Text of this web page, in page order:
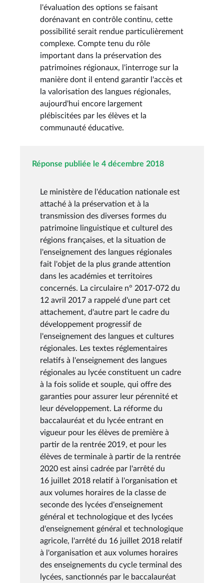
l'évaluation des options se faisant
dorénavant en contrôle continu, cette
possibilité serait rendue particulièrement
complexe. Compte tenu du rôle
important dans la préservation des
patrimoines régionaux, l'interroge sur la
manière dont il entend garantir l'accès et
la valorisation des langues régionales,
aujourd'hui encore largement
plébiscitées par les élèves et la
communauté éducative.
Réponse publiée le 4 décembre 2018
Le ministère de l'éducation nationale est
attaché à la préservation et à la
transmission des diverses formes du
patrimoine linguistique et culturel des
régions françaises, et la situation de
l'enseignement des langues régionales
fait l'objet de la plus grande attention
dans les académies et territoires
concernés. La circulaire n° 2017-072 du
12 avril 2017 a rappelé d'une part cet
attachement, d'autre part le cadre du
développement progressif de
l'enseignement des langues et cultures
régionales. Les textes réglementaires
relatifs à l'enseignement des langues
régionales au lycée constituent un cadre
à la fois solide et souple, qui offre des
garanties pour assurer leur pérennité et
leur développement. La réforme du
baccalauréat et du lycée entrant en
vigueur pour les élèves de première à
partir de la rentrée 2019, et pour les
élèves de terminale à partir de la rentrée
2020 est ainsi cadrée par l'arrêté du
16 juillet 2018 relatif à l'organisation et
aux volumes horaires de la classe de
seconde des lycées d'enseignement
général et technologique et des lycées
d'enseignement général et technologique
agricole, l'arrêté du 16 juillet 2018 relatif
à l'organisation et aux volumes horaires
des enseignements du cycle terminal des
lycées, sanctionnés par le baccalauréat